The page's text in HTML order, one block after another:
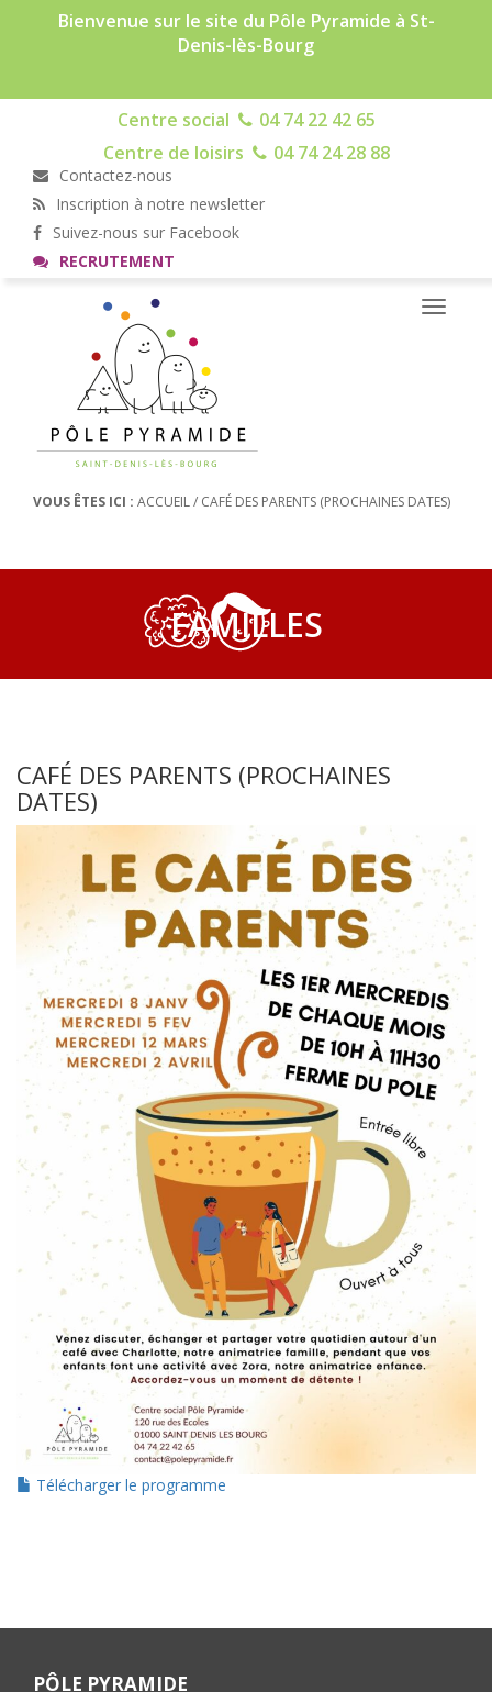
Bienvenue sur le site du Pôle Pyramide à St-
Denis-lès-Bourg
Centre social
04 74 22 42 65
Centre de loisirs
04 74 24 28 88
Contactez-nous
Inscription à notre newsletter
Suivez-nous sur Facebook
RECRUTEMENT
Toggle
VOUS ÊTES ICI : ACCUEIL/ CAFÉ DES PARENTS (PROCHAINES DATES)
FAMILLES
CAFÉ DES PARENTS (PROCHAINES
DATES)
Télécharger le programme
PÔLE PYRAMIDE